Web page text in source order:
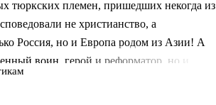
тюркских племен, пришедших некогда из
не христианство, а
Россия, но и Европа родом из Азии! А
воин, герой и реформатор, но и
в те времена, когда
еще разгуливали в звериных шкурах и